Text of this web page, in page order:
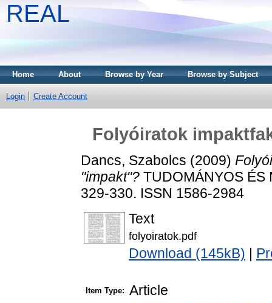
REAL
Home About Browse by Year Browse by Subject
Login Create Account
Folyóiratok
Dancs, Szabolcs (2009)
"impakt"? TUDOMÁNYOS ÉS
329-330. ISSN 1586-2984
Text
folyoiratok.pdf
Download (145kB)
Item Type: Article